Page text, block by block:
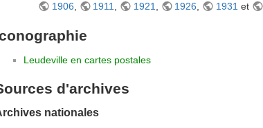
1906, 1911, 1921, 1926, 1931et
Leudeville en cartes postales
d'archives
nationales